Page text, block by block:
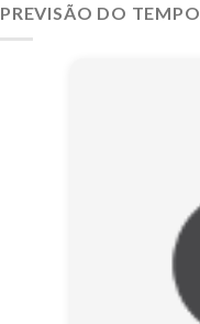
PREVISÃO DO TEMPO